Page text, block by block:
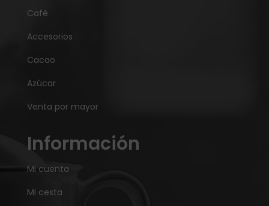
Café
Accesorios
Cacao
Azúcar
Venta por mayor
Información
Mi cuenta
Mi cesta